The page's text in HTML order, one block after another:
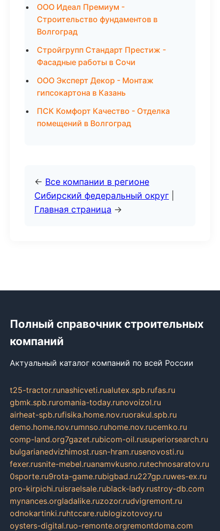
ООО Идеал Премиум -
Строительство фундаментов в
Волгоград
Стройгрупп Стандарт Престиж -
Фасадные работы в Сочи
ООО Эксперт Декор - Монтаж
гипсокартона в Казань
ПСК Комфорт Качество - Отделка
помещений в Волгоград
← Все компании в регионе
Сибирский федеральный округ
Главная страница →
Полный справочник строительных
компаний
Актуальный каталог компаний по всей России
t25-tractor.runashicveti.rualutex.spb.rufas.ru
gbmk.spb.ruromania-today.runovoizol.ru
airheat-spb.rufisika.home.nov.ruorakul.spb.ru
demo.home.nov.rumnso.ruhome.nov.rucemko.ru
comp-land.org7gazet.rubicom-oil.rusuperiorsearch.ru
bulgarianedvizhimost.rusn-hram.rusenovosti.ru
fexer.rusnite-mebel.ruanamvkusno.rutechnosaratov.ru
0sporte.ru9rota-game.rubigbad.ru227gp.ruwes-ex.ru
pro-kirpichi.ruisraelsale.rublack-lady.rustroy-db.com
mynances.orgladalike.ruzozor.rudvigremont.ru
odnokartinki.ruhtccare.rublogizotovoy.ru
oysters-digital.ruo-remonte.orgremontdoma.com